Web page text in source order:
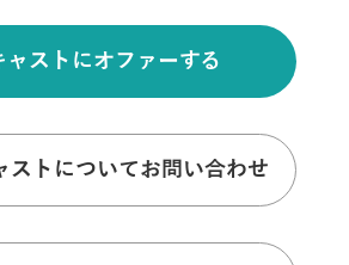
ャストにオファーする
ストについてお問い合わせ